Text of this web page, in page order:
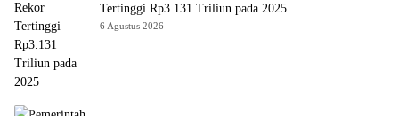
Tertinggi Rp3.131 Triliun pada 2025
6 Agustus 2026